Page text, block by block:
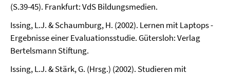
(S.39-45). Frankfurt: VdS Bildungsmedien.
Issing, L.J. & Schaumburg, H. (2002). Lernen mit Laptops -
Ergebnisse einer Evaluationsstudie. Gütersloh: Verlag
Bertelsmann Stiftung.
Issing, L.J. & Stärk, G. (Hrsg.) (2002). Studieren mit